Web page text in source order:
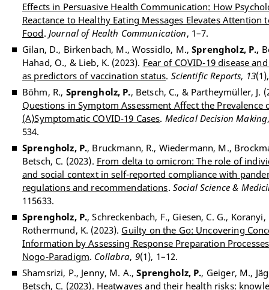
Effects in Persuasive Health Communication: How
Reactance to Healthy Eating Messages Elevates Attention
Food. Journal of Health Communication, 1–7.
Gilan, D., Birkenbach, M., Wossidlo, M.,Sprengholz, P.,
Hahad, O., & Lieb, K. (2023). Fear of COVID-19 disease
as predictors of vaccination status. Scientific Reports, 13
Böhm, R., Sprengholz, P., Betsch, C., & Partheymüller, J.
Questions in Symptom Assessment Affect the Prevalence
(A)Symptomatic COVID-19 Cases. Medical Decision Making
534.
Sprengholz, P., Bruckmann, R., Wiedermann, M.,
Betsch, C. (2023). From delta to omicron: The role of
and social context in self-reported compliance with
regulations and recommendations. Social Science &
115633.
Sprengholz, P., Schreckenbach, F., Giesen, C. G., Koranyi,
Rothermund, K. (2023). Guilty on the Go: Uncovering
Information by Assessing Response Preparation
Nogo-Paradigm. Collabra, 9(1), 1–12.
Shamsrizi, P., Jenny, M. A.,Sprengholz, P., Geiger, M.,
Betsch, C. (2023). Heatwaves and their health risks: